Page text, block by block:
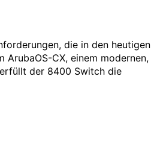
die in den heutigen
CX, einem modernen,
der 8400 Switch die